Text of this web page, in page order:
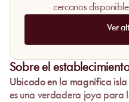
cercanos
Ver
Sobre el
Ubicado en la magnífica
es una verdadera joya para